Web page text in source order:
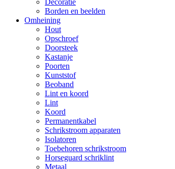
Decoratie
Borden en beelden
Omheining
Hout
Opschroef
Doorsteek
Kastanje
Poorten
Kunststof
Beoband
Lint en koord
Lint
Koord
Permanentkabel
Schrikstroom apparaten
Isolatoren
Toebehoren schrikstroom
Horseguard schriklint
Metaal